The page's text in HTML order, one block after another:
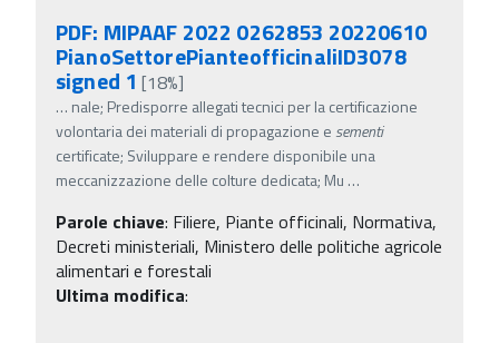
PDF: MIPAAF 2022 0262853 20220610
PianoSettorePianteofficinaliID3078
signed 1[18%]
… nale; Predisporre allegati tecnici per la certificazione
volontaria dei materiali di propagazione e sementi
certificate; Sviluppare e rendere disponibile una
meccanizzazione delle colture dedicata; Mu …
Parole chiave: Filiere, Piante officinali, Normativa,
Decreti ministeriali, Ministero delle politiche agricole
alimentari e forestali
Ultima modifica: